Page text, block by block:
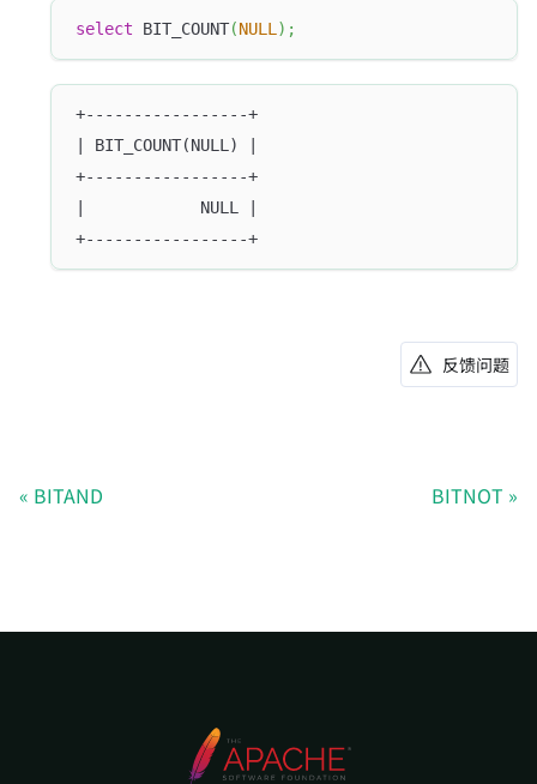
select BIT_COUNT(NULL ) ;
+-----------------+
| BIT_COUNT(NULL) |
+-----------------+
|            NULL |
+-----------------+
反馈问题
BITAND BITNOT